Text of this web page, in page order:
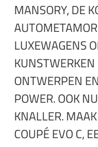
MANSORY, DE
LUXEWAGENS
ONTWERPEN
POWER. OOK
KNALLER.
COUPÉ EVO C,